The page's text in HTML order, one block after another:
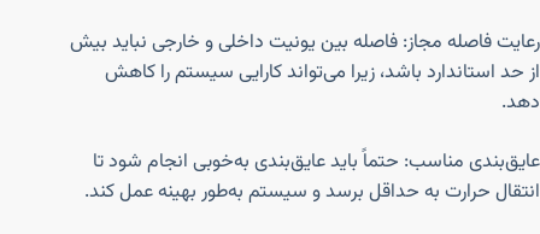
رعایت فاصله مجاز: فاصله بین یونیت داخلی و خارجی نباید بیش
از حد استاندارد باشد، زیرا می‌تواند کارایی سیستم را کاهش
دهد.
عایق‌بندی مناسب: حتماً باید عایق‌بندی به‌خوبی انجام شود تا
انتقال حرارت به حداقل برسد و سیستم به‌طور بهینه عمل کند.